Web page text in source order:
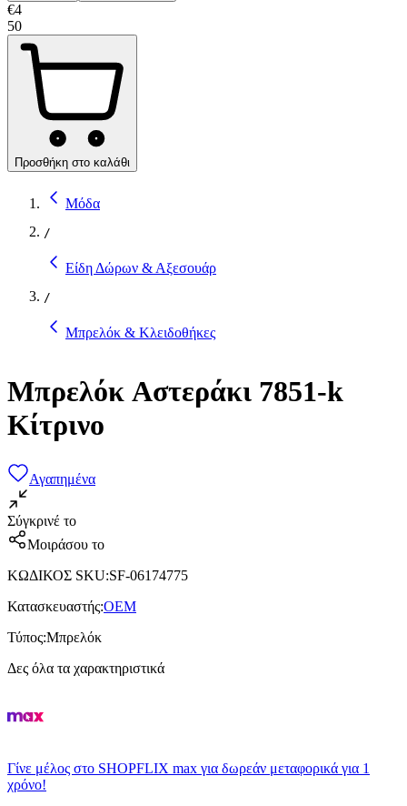
€4
50
Προσθήκη στο καλάθι
Μόδα
/
Είδη Δώρων & Αξεσουάρ
/
Μπρελόκ & Κλειδοθήκες
Μπρελόκ Αστεράκι 7851-k
Κίτρινο
Αγαπημένα
Σύγκρινέ το
Μοιράσου το
ΚΩΔΙΚΟΣ SKU:SF-06174775
Κατασκευαστής:OEM
Τύπος:Μπρελόκ
Δες όλα τα χαρακτηριστικά
Γίνε μέλος στο SHOPFLIX max για δωρεάν μεταφορικά για 1
χρόνο!